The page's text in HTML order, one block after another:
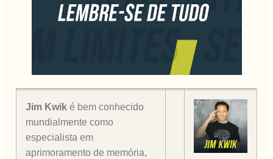
Jim Kwik é bem conhecido
mundialmente como
especialista em
aprimoramento de memória,